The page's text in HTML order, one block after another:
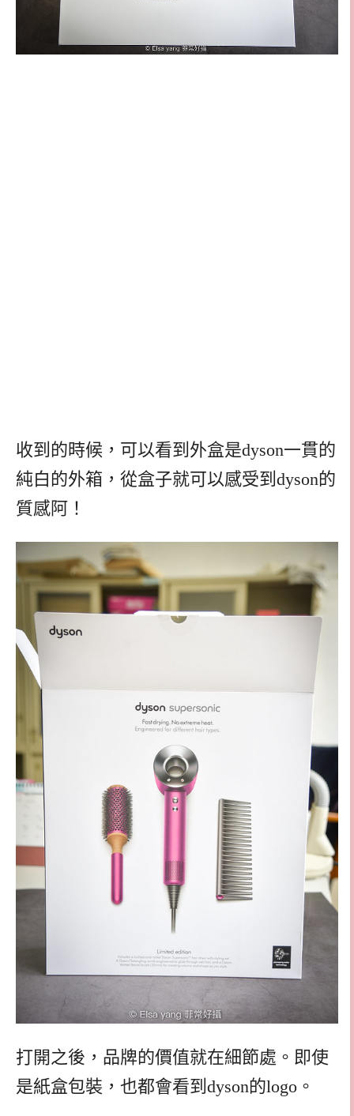
收到的時候，可以看到外盒是dyson一貫的
純白的外箱，從盒子就可以感受到dyson的
質感阿！
打開之後，品牌的價值就在細節處。即使
是紙盒包裝，也都會看到dyson的logo。